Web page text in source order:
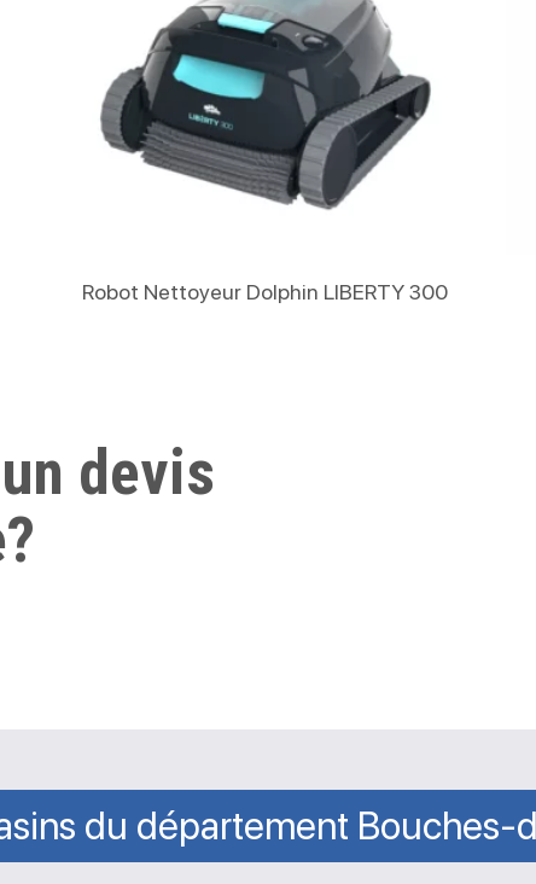
Robot Nettoyeur Dolphin LIBERTY 300
devis
du département Bouches-